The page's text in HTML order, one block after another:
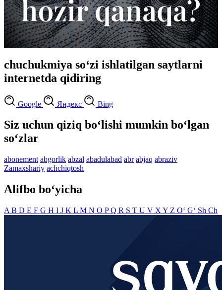
chuchukmiya so‘zi ishlatilgan saytlarni
internetda qidiring
Google Яндекс Bing
Siz uchun qiziq bo‘lishi mumkin bo‘lgan
so‘zlar
abonement abgorlik abzal abadulabad abr abjaq abraziv
Zamaxshariy achchiqtosh
Alifbo bo‘yicha
A B D E F G H I J K L M N O PQ R S T U V X Y Z O‘ G‘ Sh Ch